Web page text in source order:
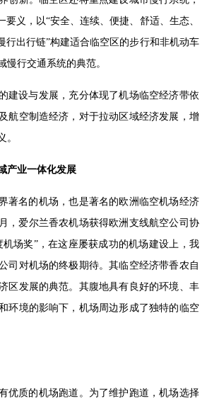
要义，以“安全、连续、便捷、舒适、生态、
行出行链”构建适合临空区的步行和非机动车
慢行交通系统的典范。
建设与发展，充分体现了机场临空经济带依
航空制造经济，对于拉动区域经济发展，增
。
产业一体化发展
著名的机场，也是著名的欧洲临空机场经济
，爱尔兰香农机场获得欧洲支线航空公司协
机场奖”，在这座屡获成功的机场建设上，我
司对机场的终极期待。其临空经济带香农自
区发展的典范。其腹地具有良好的环境、丰
环境的影响下，机场周边形成了独特的临空
优质的机场跑道。为了维护跑道，机场选择